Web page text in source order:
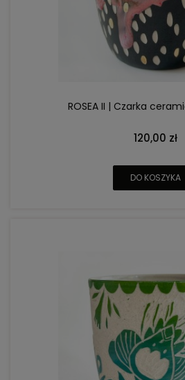
ROSEA II | Czarka
120,00 zł
DO KOSZYKA